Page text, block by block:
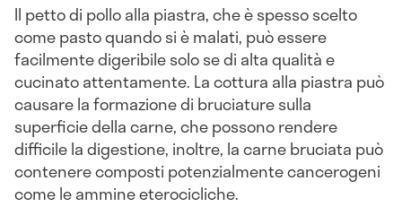
Il petto di pollo alla piastra, che è spesso scelto
come pasto quando si è malati, può essere
facilmente digeribile solo se di alta qualità e
cucinato attentamente. La cottura alla piastra può
causare la formazione di bruciature sulla
superficie della carne, che possono rendere
difficile la digestione, inoltre, la carne bruciata può
contenere composti potenzialmente cancerogeni
come le ammine eterocicliche.